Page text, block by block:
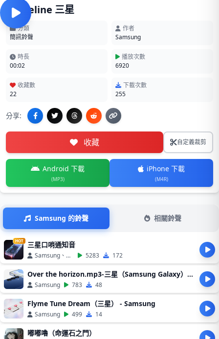
Spaceline 三星
分類
簡訊鈴聲
作者
Samsung
時長
00:02
播放次數
6920
收藏數
22
下載次數
255
分享:
收藏 自定義裁剪
Android 下載
(MP3)
iPhone 下載
(M4R)
Samsung 的鈴聲 相關鈴聲
HOT 三星口哨通知音
Samsung、口哨 5283 172
Over the horizon.mp3-三星（Samsung Galaxy）經典
Samsung 783 48
Flyme Tune Dream（三星） - Samsung
Samsung 499 14
嘟嘟嚕（命運石之門）